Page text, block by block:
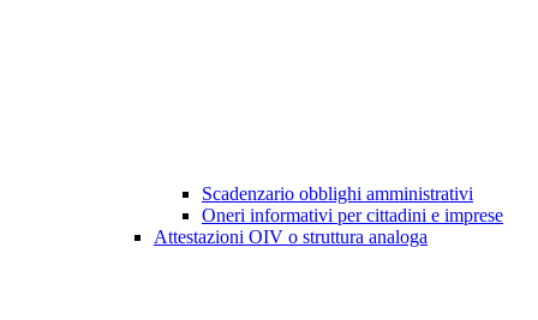
Scadenzario obblighi amministrativi
Oneri informativi per cittadini e imprese
Attestazioni OIV o struttura analoga